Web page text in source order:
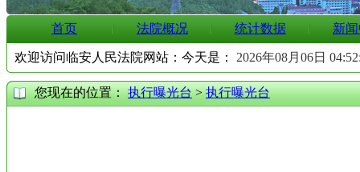
首页 法院概况 统计数据 新
欢迎访问临安人民法院网站：今天是： 2026年08月06日
您现在的位置：执行曝光台>执行曝光台